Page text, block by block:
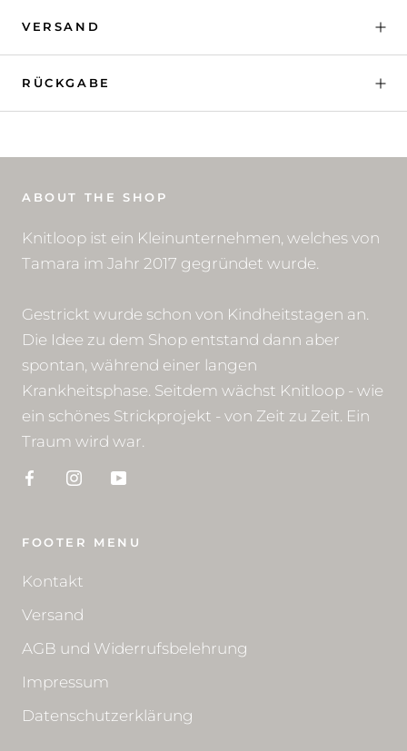
VERSAND
RÜCKGABE
ABOUT THE SHOP
Knitloop ist ein Kleinunternehmen, welches von
Tamara im Jahr 2017 gegründet wurde.
Gestrickt wurde schon von Kindheitstagen an.
Die Idee zu dem Shop entstand dann aber
spontan, während einer langen
Krankheitsphase. Seitdem wächst Knitloop - wie
ein schönes Strickprojekt - von Zeit zu Zeit. Ein
Traum wird war.
FOOTER MENU
Kontakt
Versand
AGB und Widerrufsbelehrung
Impressum
Datenschutzerklärung